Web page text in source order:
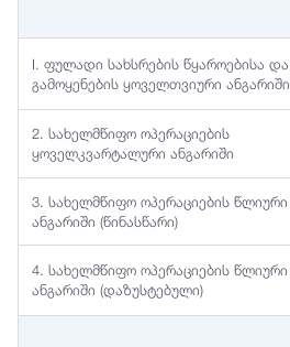
I. ფულადი სახსრების წყაროებისა და
გამოყენების ყოველთვიური ანგარიში
2. სახელმწიფო ოპერაციების
ყოველკვარტალური ანგარიში
3. სახელმწიფო ოპერაციების წლიური
ანგარიში (წინასწარი)
4. სახელმწიფო ოპერაციების წლიური
ანგარიში (დაზუსტებული)